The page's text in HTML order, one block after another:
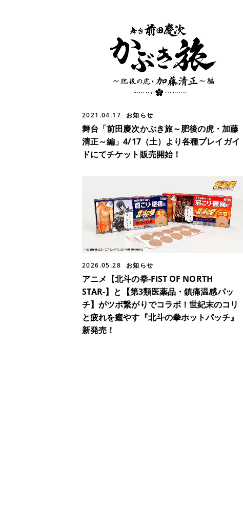
2021.04.17 お知らせ
舞台「前田慶次かぶき旅～肥後の虎・加藤
清正～編」4/17（土）より各種プレイガイ
ドにてチケット販売開始！
2026.05.28 お知らせ
アニメ【北斗の拳-FIST OF NORTH
STAR-】と【第3類医薬品・鎮痛温感パッ
チ】がツボ繋がりでコラボ！世紀末のコリ
と疲れを癒やす『北斗の拳ホットパッチ』
新発売！